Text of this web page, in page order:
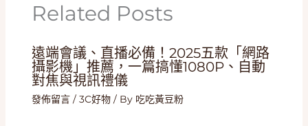
Related Posts
遠端會議、直播必備！2025五款「網路
攝影機」推薦，一篇搞懂1080P、自動
對焦與視訊禮儀
發佈留言 / 3C好物/ By 吃吃黃豆粉